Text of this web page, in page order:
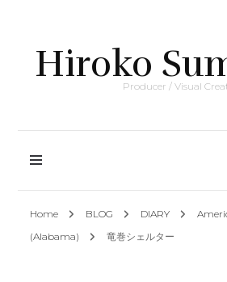
HirokoProducer / Visual
Home BLOG DIARY
(Alabama)
竜巻シェルター